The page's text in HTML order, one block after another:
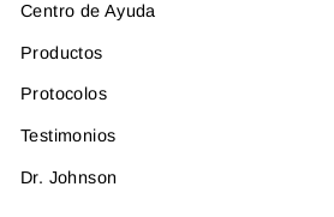
Centro de Ayuda
Productos
Protocolos
Testimonios
Dr. Johnson